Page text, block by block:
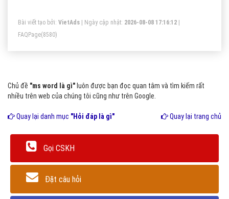
cấp phép như một sản phẩm độc lập hoặc là một phần của
Microsoft Office, Windows RT hoặc Microsoft Works bộ
ngưng. Microsoft Word Viewer và Office Online là phiên bản
Bài viết tạo bởi: VietAds | Ngày cập nhật: 2026-08-08 17:16:12
FAQPage(8580)
Chủ đề "ms word là gì" luôn được bạn đọc quan tâm và tìm kiếm rất
nhiều trên web của chúng tôi cũng như trên Google.
Quay lại danh mục "Hỏi đáp là gì" Quay lại trang chủ
Gọi CSKH
Đặt câu hỏi